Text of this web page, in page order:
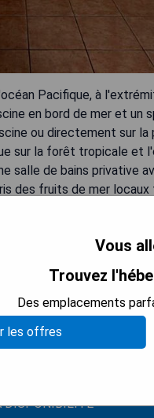
Pacifique, à
en bord de mer et un
ou directement sur la
sur la forêt tropicale et
salle de bains privative
des fruits de mer locaux
dans la forêt
être organisés vers
DISPONIBILITÉ
Vous
Trouvez
Des emplacements
les offres